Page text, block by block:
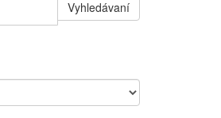
Vyhledávaní